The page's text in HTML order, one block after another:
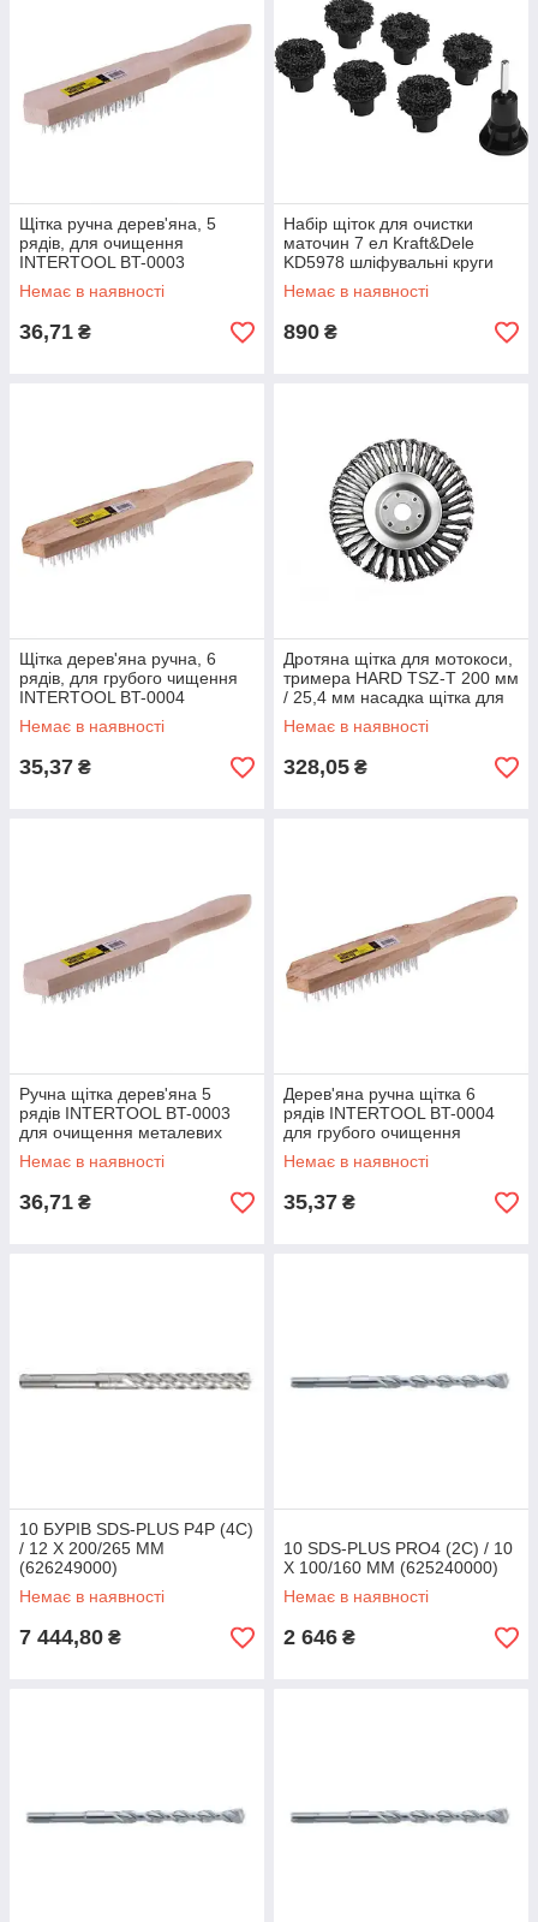
Щітка ручна дерев'яна, 5
рядів, для очищення
INTERTOOL BT-0003
Немає в наявності
36,71 ₴
Набір щіток для очистки
маточин 7 ел Kraft&Dele
KD5978 шліфувальні круги
для обслуговування маточин
коліс набір шліфувальних
Немає в наявності
890 ₴
Щітка дерев'яна ручна, 6
рядів, для грубого чищення
INTERTOOL BT-0004
Немає в наявності
35,37 ₴
Дротяна щітка для мотокоси,
тримера HARD TSZ-T 200 мм
/ 25,4 мм насадка щітка для
тримера, мотокоси
Немає в наявності
328,05 ₴
Ручна щітка дерев'яна 5
рядів INTERTOOL BT-0003
для очищення металевих
поверхонь
Немає в наявності
36,71 ₴
Дерев'яна ручна щітка 6
рядів INTERTOOL BT-0004
для грубого очищення
поверхонь
Немає в наявності
35,37 ₴
10 БУРІВ SDS-PLUS P4P (4C)
/ 12 X 200/265 ММ
(626249000)
Немає в наявності
7 444,80 ₴
10 SDS-PLUS PRO4 (2C) / 10
X 100/160 ММ (625240000)
Немає в наявності
2 646 ₴